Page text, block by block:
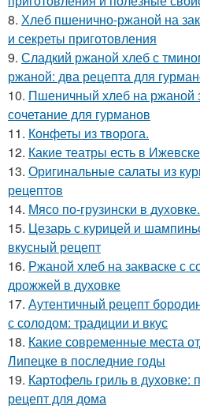
8. Хлеб пшенично-ржаной на
и секреты приготовления
9. Сладкий ржаной хлеб с
ржаной: два рецепта для
10. Пшеничный хлеб на ржаной
сочетание для гурманов
11. Конфеты из творога.
12. Какие театры есть в Ижевске
13. Оригинальные салаты из
рецептов
14. Мясо по-грузински в духовке.
15. Цезарь с курицей и
вкусный рецепт
16. Ржаной хлеб на закваске с
дрожжей в духовке
17. Аутентичный рецепт
с солодом: традиции и вкус
18. Какие современные места
Липецке в последние годы
19. Картофель гриль в духовке:
рецепт для дома